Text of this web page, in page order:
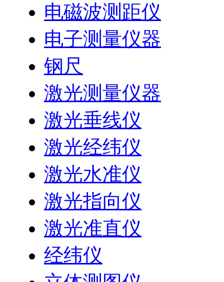
电磁波测距仪
电子测量仪器
钢尺
激光测量仪器
激光垂线仪
激光经纬仪
激光水准仪
激光指向仪
激光准直仪
经纬仪